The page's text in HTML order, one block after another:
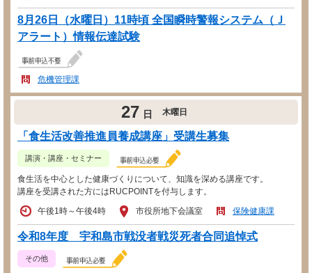
8月26日（水曜日）11時頃 全国瞬時警報システム（Ｊ
アラート）情報伝達試験
危機管理課
27 日 木曜日
「食生活改善推進員養成講座」受講生募集
講演・講座・セミナー
食生活を中心とした健康づくりについて、知識を深める講座です。
講座を受講された方にはRUCPOINTを付与します。
午後1時～午後4時
市役所地下会議室 保険健康課
令和8年度 宇和島市戦没者戦災死者合同追悼式
その他